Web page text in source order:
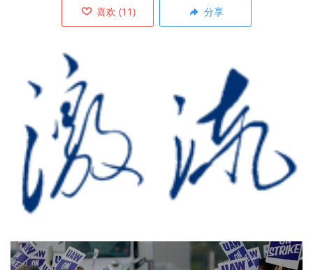
喜欢 (11) 分享